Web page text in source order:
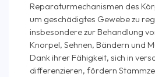
Reparaturmechanismen des
um geschädigtes Gewebe zu
insbesondere zur Behandlung
Knorpel, Sehnen, Bändern und
Dank ihrer Fähigkeit, sich in
differenzieren, fördern